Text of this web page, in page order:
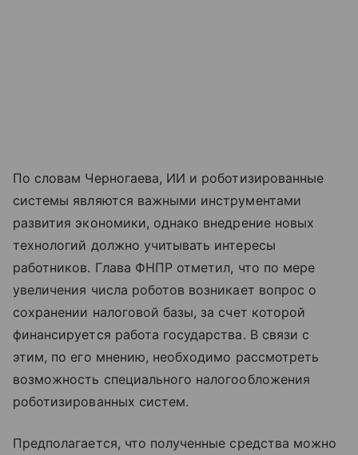
По словам Черногаева, ИИ и роботизированные
системы являются важными инструментами
развития экономики, однако внедрение новых
технологий должно учитывать интересы
работников. Глава ФНПР отметил, что по мере
увеличения числа роботов возникает вопрос о
сохранении налоговой базы, за счет которой
финансируется работа государства. В связи с
этим, по его мнению, необходимо рассмотреть
возможность специального налогообложения
роботизированных систем.
Предполагается, что полученные средства можно